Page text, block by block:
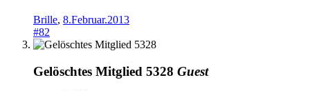
Brille, 8.Februar.2013
#82
Gelöschtes Mitglied 5328 Guest